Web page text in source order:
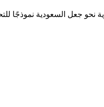
نحو جعل السعودية نموذجًا